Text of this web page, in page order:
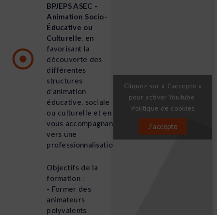
BPJEPS ASEC -
Animation Socio-
Éducative ou
Culturelle, en
favorisant la
découverte des
différentes
structures
d’animation
éducative, sociale
ou culturelle et en
vous accompagnant
vers une
professionnalisation.
Objectifs de la
formation :
- Former des
animateurs
polyvalents
Cliquez sur « J’accepte »
pour activer Youtube
Politique de cookies
J’accepte